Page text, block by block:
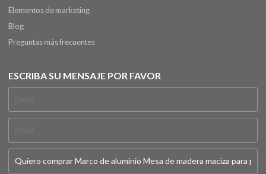
Elementos de marketing
Blog
Preguntas más frecuentes
ESCRIBA SU MENSAJE POR FAVOR